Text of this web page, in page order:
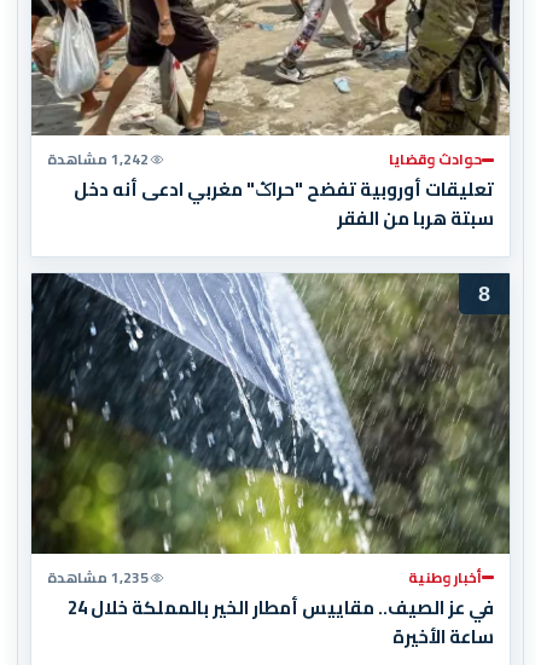
حوادث وقضايا 1,242 مشاهدة
تعليقات أوروبية تفضح "حراݣ" مغربي ادعى أنه دخل
سبتة هربا من الفقر
8
أخبار وطنية 1,235 مشاهدة
في عز الصيف.. مقاييس أمطار الخير بالمملكة خلال 24
ساعة الأخيرة